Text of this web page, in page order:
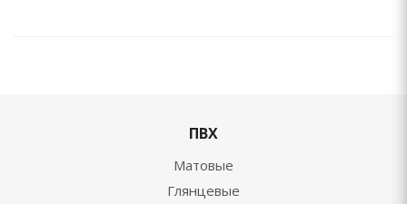
ПВХ
Матовые
Глянцевые